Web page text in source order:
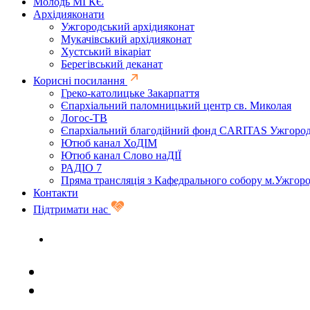
Архідияконати
Ужгородський архідияконат
Мукачівський архідияконат
Хустський вікаріат
Берегівський деканат
Корисні посилання
Греко-католицьке Закарпаття
Єпархіальний паломницький центр св. Миколая
Логос-ТВ
Єпархіальний благодійний фонд CARITAS
Ютюб канал ХоДІМ
Ютюб канал Слово наДІЇ
РАДІО 7
Пряма трансляція з Кафедрального собору
Контакти
Підтримати нас